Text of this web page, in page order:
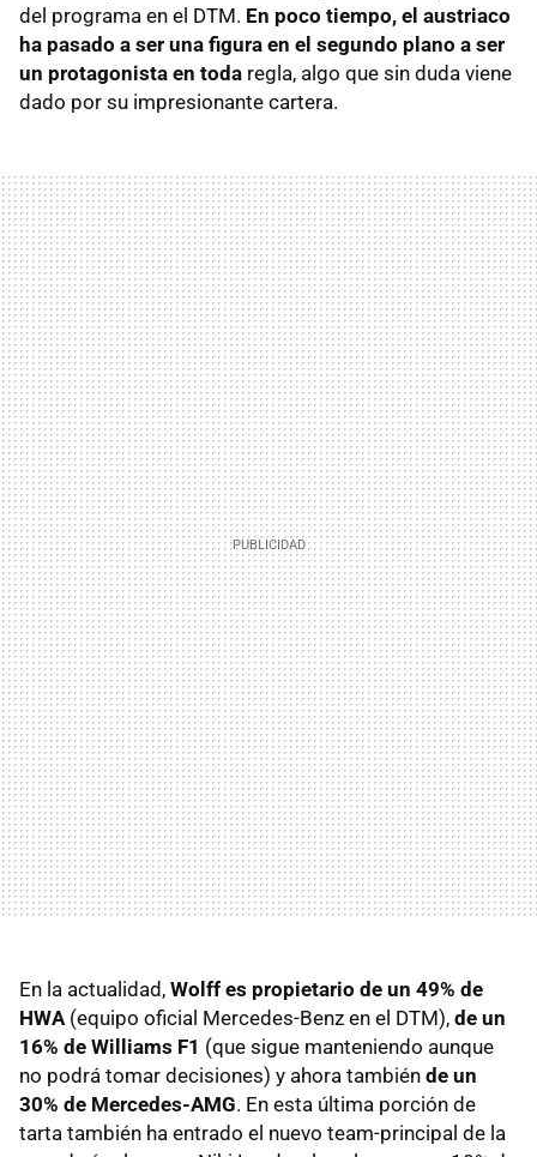
del programa en el DTM. En poco tiempo, el austriaco
ha pasado a ser una figura en el segundo plano a ser
un protagonista en toda regla, algo que sin duda viene
dado por su impresionante cartera.
En la actualidad, Wolff es propietario de un 49% de
HWA (equipo oficial Mercedes-Benz en el DTM), de un
16% de Williams F1 (que sigue manteniendo aunque
no podrá tomar decisiones) y ahora también de un
30% de Mercedes-AMG. En esta última porción de
tarta también ha entrado el nuevo team-principal de la